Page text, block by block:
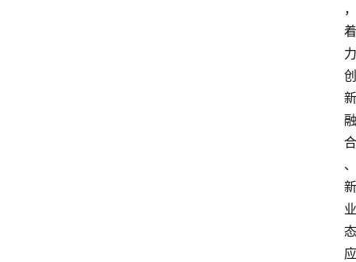
，
着
力
创
新
融
合
、
新
业
态
应